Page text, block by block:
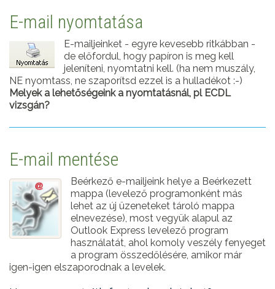
E-mail nyomtatása
E-mailjeinket - egyre kevesebb ritkábban -
de előfordul, hogy papíron is meg kell
jeleníteni, nyomtatni kell. (ha nem muszály,
NE nyomtass, ne szaporítsd ezzel is a hulladékot :-)
Melyek a lehetőségeink a nyomtatásnál, pl ECDL
vizsgán?
E-mail mentése
Beérkező e-mailjeink helye a Beérkezett
mappa (levelező programonként más
lehet az új üzeneteket tároló mappa
elnevezése), most vegyük alapul az
Outlook Express levelező program
használatát, ahol komoly veszély fenyeget
a program összedőlésére, amikor már
igen-igen elszaporodnak a levelek.